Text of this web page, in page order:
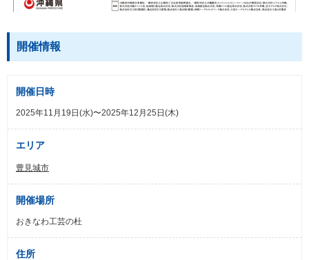
開催情報
開催日時
2025年11月19日(水)〜2025年12月25日(木)
エリア
豊見城市
開催場所
おきなわ工芸の杜
住所